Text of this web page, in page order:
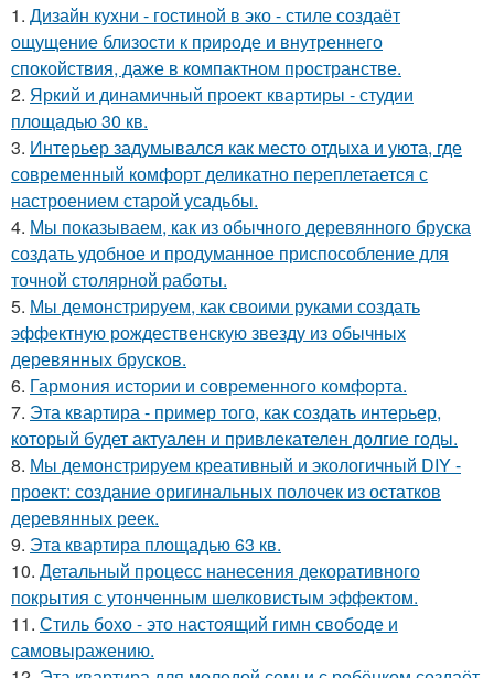
1. Дизайн кухни - гостиной в эко - стиле создаёт
ощущение близости к природе и внутреннего
спокойствия, даже в компактном пространстве.
2. Яркий и динамичный проект квартиры - студии
площадью 30 кв.
3. Интерьер задумывался как место отдыха и уюта, где
современный комфорт деликатно переплетается с
настроением старой усадьбы.
4. Мы показываем, как из обычного деревянного бруска
создать удобное и продуманное приспособление для
точной столярной работы.
5. Мы демонстрируем, как своими руками создать
эффектную рождественскую звезду из обычных
деревянных брусков.
6. Гармония истории и современного комфорта.
7. Эта квартира - пример того, как создать интерьер,
который будет актуален и привлекателен долгие годы.
8. Мы демонстрируем креативный и экологичный DIY -
проект: создание оригинальных полочек из остатков
деревянных реек.
9. Эта квартира площадью 63 кв.
10. Детальный процесс нанесения декоративного
покрытия с утонченным шелковистым эффектом.
11. Стиль бохо - это настоящий гимн свободе и
самовыражению.